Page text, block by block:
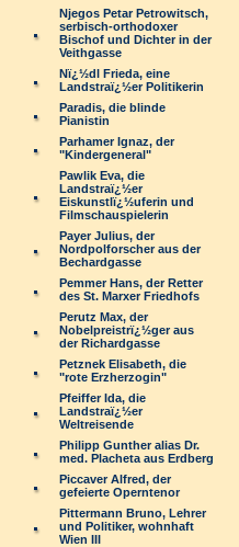
Njegos Petar Petrowitsch,
serbisch-orthodoxer
Bischof und Dichter in der
Veithgasse
Nï¿½dl Frieda, eine
Landstraï¿½er Politikerin
Paradis, die blinde
Pianistin
Parhamer Ignaz, der
"Kindergeneral"
Pawlik Eva, die
Landstraï¿½er
Eiskunstlï¿½uferin und
Filmschauspielerin
Payer Julius, der
Nordpolforscher aus der
Bechardgasse
Pemmer Hans, der Retter
des St. Marxer Friedhofs
Perutz Max, der
Nobelpreistrï¿½ger aus
der Richardgasse
Petznek Elisabeth, die
"rote Erzherzogin"
Pfeiffer Ida, die
Landstraï¿½er
Weltreisende
Philipp Gunther alias Dr.
med. Placheta aus Erdberg
Piccaver Alfred, der
gefeierte Operntenor
Pittermann Bruno, Lehrer
und Politiker, wohnhaft
Wien III